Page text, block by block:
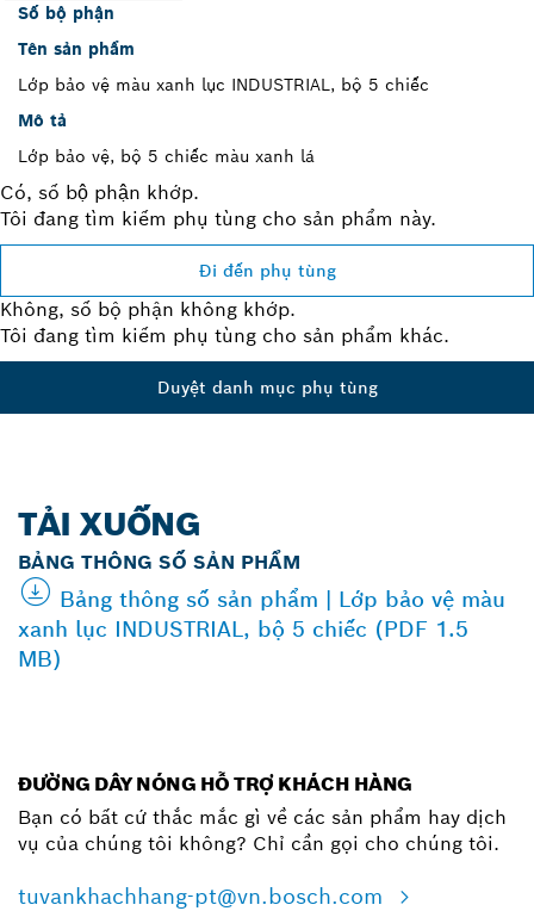
Số bộ phận
Tên sản phẩm
Lớp bảo vệ màu xanh lục INDUSTRIAL, bộ 5 chiếc
Mô tả
Lớp bảo vệ, bộ 5 chiếc màu xanh lá
Có, số bộ phận khớp.
Tôi đang tìm kiếm phụ tùng cho sản phẩm này.
Đi đến phụ tùng
Không, số bộ phận không khớp.
Tôi đang tìm kiếm phụ tùng cho sản phẩm khác.
Duyệt danh mục phụ tùng
TẢI XUỐNG
BẢNG THÔNG SỐ SẢN PHẨM
Bảng thông số sản phẩm | Lớp bảo vệ màu
xanh lục INDUSTRIAL, bộ 5 chiếc (PDF 1.5
MB)
ĐƯỜNG DÂY NÓNG HỖ TRỢ KHÁCH HÀNG
Bạn có bất cứ thắc mắc gì về các sản phẩm hay dịch
vụ của chúng tôi không? Chỉ cần gọi cho chúng tôi.
tuvankhachhang-pt@vn.bosch.com